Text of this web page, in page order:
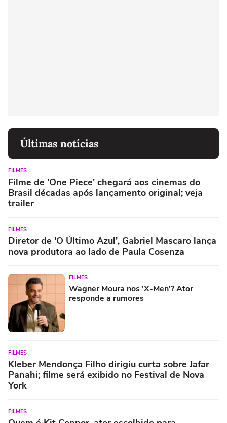
Últimas notícias
FILMES
Filme de 'One Piece' chegará aos cinemas do
Brasil décadas após lançamento original; veja
trailer
FILMES
Diretor de 'O Último Azul', Gabriel Mascaro lança
nova produtora ao lado de Paula Cosenza
FILMES
Wagner Moura nos 'X-Men'? Ator
responde a rumores
FILMES
Kleber Mendonça Filho dirigiu curta sobre Jafar
Panahi; filme será exibido no Festival de Nova
York
FILMES